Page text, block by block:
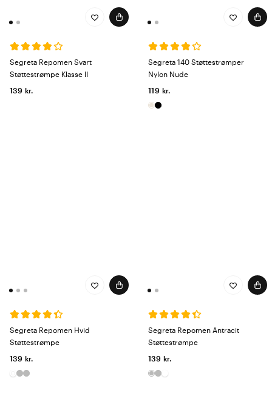
Segreta Repomen Svart
Støttestrømpe Klasse II
139 kr.
Segreta 140 Støttestrømper
Nylon Nude
119 kr.
Segreta Repomen Hvid
Støttestrømpe
139 kr.
Segreta Repomen Antracit
Støttestrømpe
139 kr.